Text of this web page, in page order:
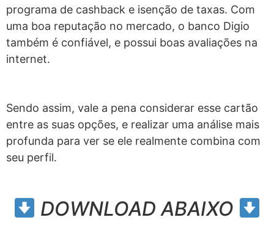
programa de cashback e isenção de taxas. Com
uma boa reputação no mercado, o banco Digio
também é confiável, e possui boas avaliações na
internet.
Sendo assim, vale a pena considerar esse cartão
entre as suas opções, e realizar uma análise mais
profunda para ver se ele realmente combina com
seu perfil.
DOWNLOAD ABAIXO